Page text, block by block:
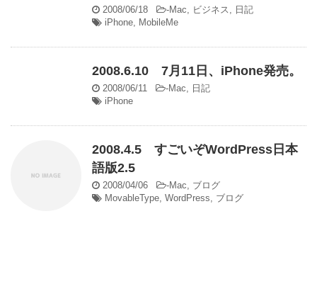
2008/06/18 -Mac, ビジネス, 日記
iPhone, MobileMe
2008.6.10 7月11日、iPhone発売。
2008/06/11 -Mac, 日記
iPhone
2008.4.5 すごいぞWordPress日本
語版2.5
2008/04/06 -Mac, ブログ
MovableType, WordPress, ブログ